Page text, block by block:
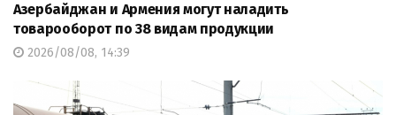
Азербайджан и Армения могут наладить
товарооборот по 38 видам продукции
2026/08/08, 14:39